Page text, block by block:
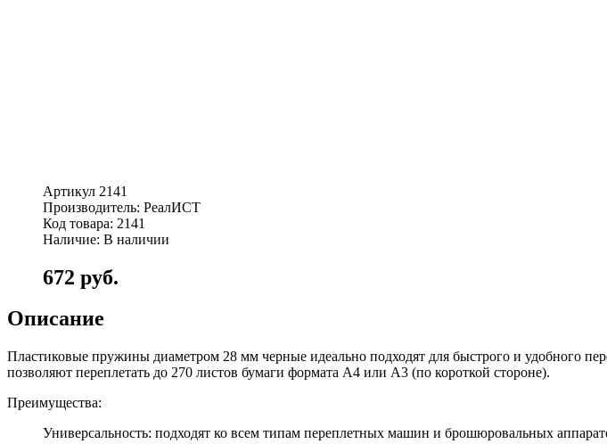
Артикул 2141
Производитель: РеалИСТ
Код товара: 2141
Наличие: В наличии
672 руб.
Описание
Пластиковые пружины диаметром 28 мм черные идеально подходят для быстрого и удобного
позволяют переплетать до 270 листов бумаги формата А4 или А3 (по короткой стороне).
Преимущества:
Универсальность: подходят ко всем типам переплетных машин и брошюровальных